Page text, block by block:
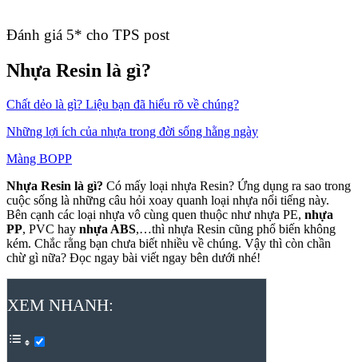
Đánh giá 5* cho TPS post
Nhựa Resin là gì?
Chất dẻo là gì? Liệu bạn đã hiểu rõ về chúng?
Những lợi ích của nhựa trong đời sống hằng ngày
Màng BOPP
Nhựa Resin là gì? Có mấy loại nhựa Resin? Ứng dụng ra sao trong
cuộc sống là những câu hỏi xoay quanh loại nhựa nổi tiếng này.
Bên cạnh các loại nhựa vô cùng quen thuộc như nhựa PE, nhựa
PP, PVC hay nhựa ABS,…thì nhựa Resin cũng phổ biến không
kém. Chắc rằng bạn chưa biết nhiều về chúng. Vậy thì còn chần
chừ gì nữa? Đọc ngay bài viết ngay bên dưới nhé!
XEM NHANH: